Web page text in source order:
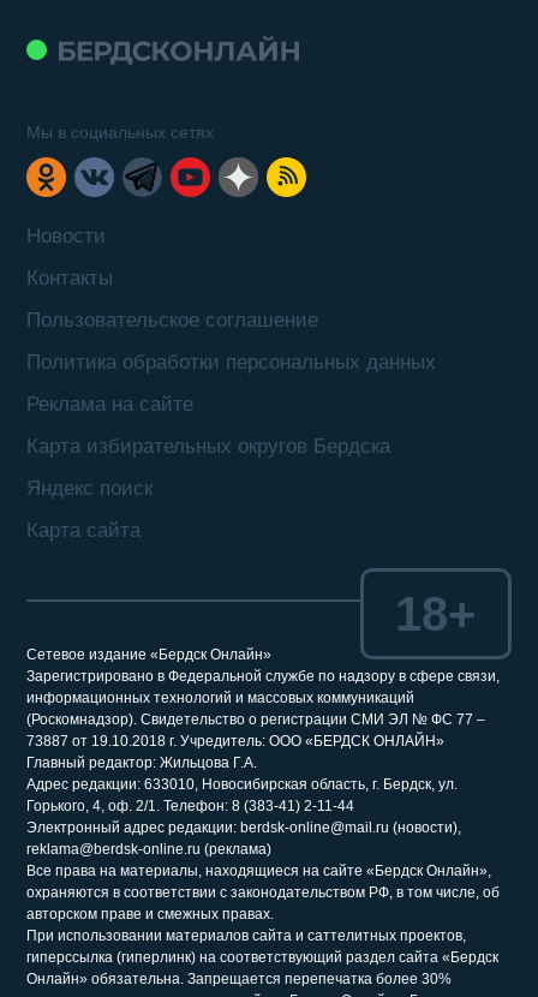
Новости
Контакты
Пользовательское соглашение
Политика обработки персональных данных
Реклама на сайте
Карта избирательных округов Бердска
Яндекс поиск
Карта сайта
Мы в социальных сетях
Сетевое издание «Бердск Онлайн»
Зарегистрировано в Федеральной службе по надзору в сфере связи,
информационных технологий и массовых коммуникаций
(Роскомнадзор). Свидетельство о регистрации СМИ ЭЛ № ФС 77 –
73887 от 19.10.2018 г. Учредитель: ООО «БЕРДСК ОНЛАЙН»
Главный редактор: Жильцова Г.А.
Адрес редакции: 633010, Новосибирская область, г. Бердск, ул.
Горького, 4, оф. 2/1. Телефон: 8 (383-41) 2-11-44
Электронный адрес редакции: berdsk-online@mail.ru (новости),
reklama@berdsk-online.ru (реклама)
Все права на материалы, находящиеся на сайте «Бердск Онлайн»,
охраняются в соответствии с законодательством РФ, в том числе, об
авторском праве и смежных правах.
При использовании материалов сайта и саттелитных проектов,
гиперссылка (гиперлинк) на соответствующий раздел сайта «Бердск
Онлайн» обязательна. Запрещается перепечатка более 30%
18+